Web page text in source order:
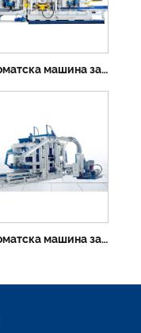
Автоматска машина за правење цементни блокови ZN1500-2C
Автоматска машина за правење цементни блокови ZN1500C